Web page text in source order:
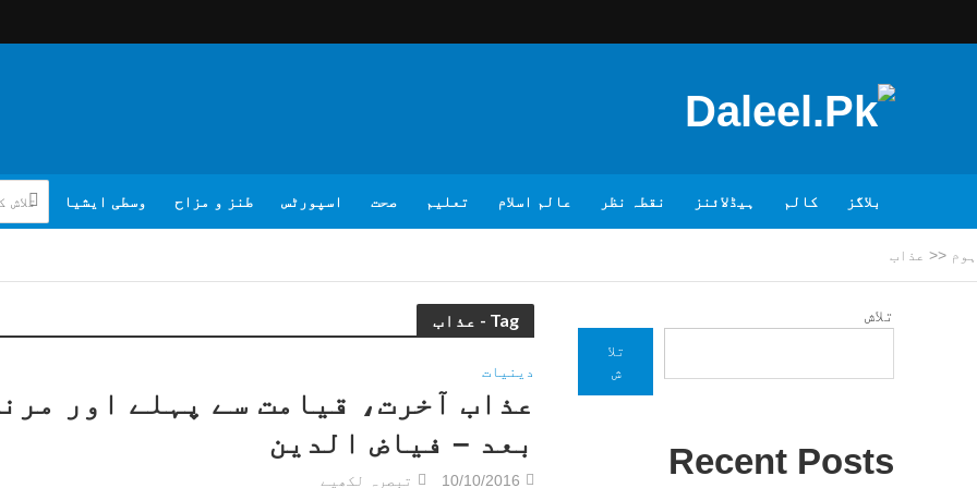
بلاگز کالم ہیڈلائنز نقطہ نظر عالم اسلام تعلیم صحت اسپورٹس طنز و مزاح وسطی ایشیا
ہوم << عذاب
Tag - عذاب
دینیات
عذاب آخرت، قیامت سے پہلے اور
بعد – فیاض الدین
10/10/2016 تبصرہ لکھیے
تلاش
تلا
ش
Recent Posts